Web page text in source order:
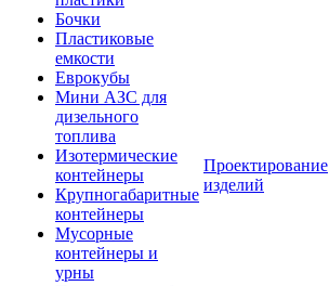
Бочки
Пластиковые
емкости
Еврокубы
Мини АЗС для
дизельного
топлива
Изотермические
контейнеры
Крупногабаритные
контейнеры
Мусорные
контейнеры и
урны
Проектирование
изделий